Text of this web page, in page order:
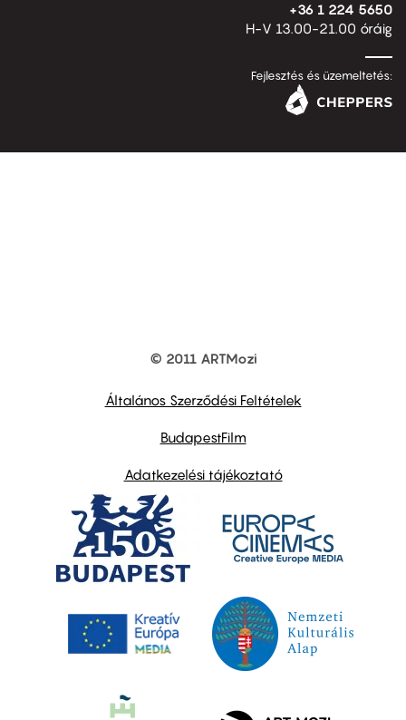
+36 1 224 5650
H-V 13.00-21.00 óráig
Fejlesztés és üzemeltetés:
© 2011 ARTMozi
Általános Szerződési Feltételek
BudapestFilm
Adatkezelési tájékoztató